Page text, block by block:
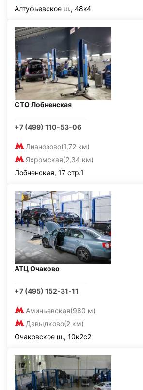
Алтуфьевское ш., 48к4
СТО Лобненская
+7 (499) 110-53-06
Лианозово(1,72 км)
Яхромская(2,34 км)
Лобненская, 17 стр.1
АТЦ Очаково
+7 (495) 152-31-11
Аминьевская(980 м)
Давыдково(2 км)
Очаковское ш., 10к2с2